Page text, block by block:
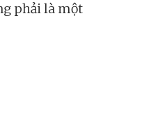
phải là một